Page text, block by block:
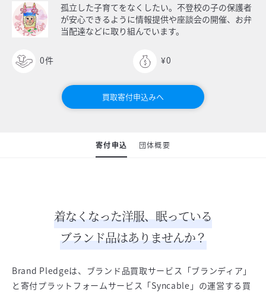
孤立した子育てをなくしたい。不登校の子の保護者
が安心できるように情報提供や座談会の開催、お弁
当配達などに取り組んでいます。
0件 ¥0
買取寄付申込みへ
寄付申込 団体概要
着なくなった洋服、眠っている
ブランド品はありませんか？
Brand Pledgeは、ブランド品買取サービス「ブランディア」
と寄付プラットフォームサービス「Syncable」の運営する買